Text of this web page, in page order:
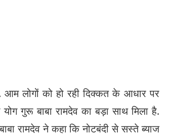
आम लोगों को हो रही दिक्कत के आधार पर
गुरू बाबा रामदेव का बड़ा साथ मिला है.
रामदेव ने कहा कि नोटबंदी से सस्ते ब्याज